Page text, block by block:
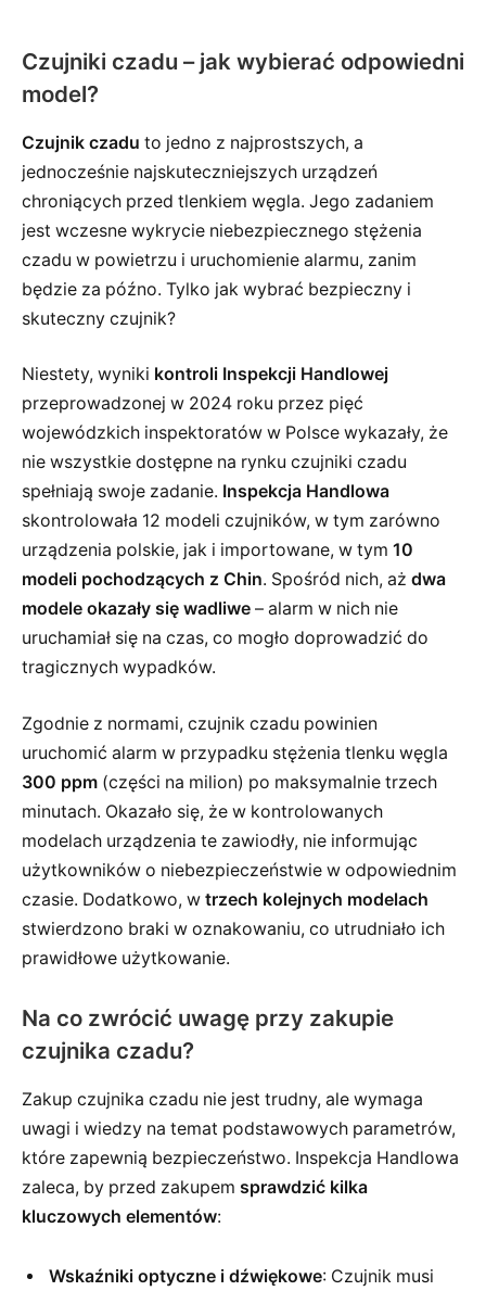
Czujniki czadu – jak wybierać odpowiedni
model?
Czujnik czadu to jedno z najprostszych, a
jednocześnie najskuteczniejszych urządzeń
chroniących przed tlenkiem węgla. Jego zadaniem
jest wczesne wykrycie niebezpiecznego stężenia
czadu w powietrzu i uruchomienie alarmu, zanim
będzie za późno. Tylko jak wybrać bezpieczny i
skuteczny czujnik?
Niestety, wyniki kontroli Inspekcji Handlowej
przeprowadzonej w 2024 roku przez pięć
wojewódzkich inspektoratów w Polsce wykazały, że
nie wszystkie dostępne na rynku czujniki czadu
spełniają swoje zadanie. Inspekcja Handlowa
skontrolowała 12 modeli czujników, w tym zarówno
urządzenia polskie, jak i importowane, w tym 10
modeli pochodzących z Chin. Spośród nich, aż dwa
modele okazały się wadliwe – alarm w nich nie
uruchamiał się na czas, co mogło doprowadzić do
tragicznych wypadków.
Zgodnie z normami, czujnik czadu powinien
uruchomić alarm w przypadku stężenia tlenku węgla
300 ppm (części na milion) po maksymalnie trzech
minutach. Okazało się, że w kontrolowanych
modelach urządzenia te zawiodły, nie informując
użytkowników o niebezpieczeństwie w odpowiednim
czasie. Dodatkowo, w trzech kolejnych modelach
stwierdzono braki w oznakowaniu, co utrudniało ich
prawidłowe użytkowanie.
Na co zwrócić uwagę przy zakupie
czujnika czadu?
Zakup czujnika czadu nie jest trudny, ale wymaga
uwagi i wiedzy na temat podstawowych parametrów,
które zapewnią bezpieczeństwo. Inspekcja Handlowa
zaleca, by przed zakupem sprawdzić kilka
kluczowych elementów:
Wskaźniki optyczne i dźwiękowe: Czujnik musi